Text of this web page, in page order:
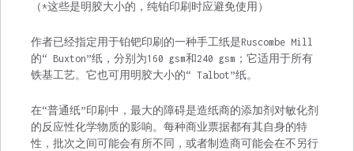
（*这些是明胶大小的，纯铂印刷时应避免使用）
作者已经指定用于铂钯印刷的一种手工纸是Ruscombe Mill
的“ Buxton”纸，分别为160 gsm和240 gsm；它适用于所有
铁基工艺。它也可用明胶大小的“ Talbot”纸。
在“普通纸”印刷中，最大的障碍是造纸商的添加剂对敏化剂
的反应性化学物质的影响。每种商业票据都有其自身的特
性，批次之间可能会有所不同，或者制造商可能会在不另行